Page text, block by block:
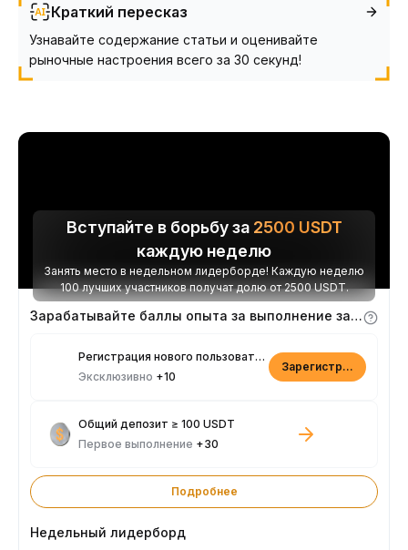
Краткий пересказ
Узнавайте содержание статьи и оценивайте
рыночные настроения всего за 30 секунд!
Вступайте в борьбу за 2500 USDT
каждую неделю
Занять место в недельном лидерборде! Каждую неделю
100 лучших участников получат долю от 2500 USDT.
Зарабатывайте баллы опыта за выполнение заданий
Регистрация нового пользователя
Эксклюзивно +10
Зарегистрироваться
Общий депозит ≥ 100 USDT
Первое выполнение +30
Подробнее
Недельный лидерборд